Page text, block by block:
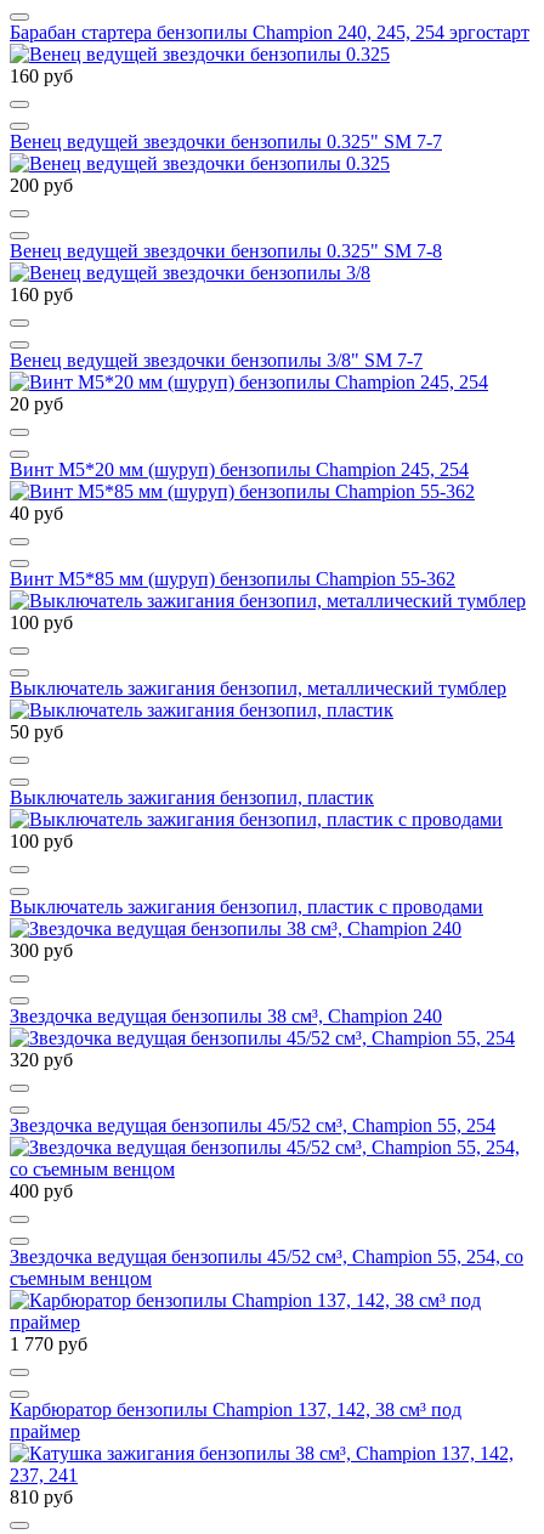
Барабан стартера бензопилы Champion 240, 245, 254 эргостарт
160 руб
Венец ведущей звездочки бензопилы 0.325" SM 7-7
200 руб
Венец ведущей звездочки бензопилы 0.325" SM 7-8
160 руб
Венец ведущей звездочки бензопилы 3/8" SM 7-7
20 руб
Винт М5*20 мм (шуруп) бензопилы Champion 245, 254
40 руб
Винт М5*85 мм (шуруп) бензопилы Champion 55-362
100 руб
Выключатель зажигания бензопил, металлический тумблер
50 руб
Выключатель зажигания бензопил, пластик
100 руб
Выключатель зажигания бензопил, пластик с проводами
300 руб
Звездочка ведущая бензопилы 38 см³, Champion 240
320 руб
Звездочка ведущая бензопилы 45/52 см³, Champion 55, 254
400 руб
Звездочка ведущая бензопилы 45/52 см³, Champion 55, 254, со
съемным венцом
1 770 руб
Карбюратор бензопилы Champion 137, 142, 38 см³ под
праймер
810 руб